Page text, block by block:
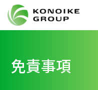
免責事項